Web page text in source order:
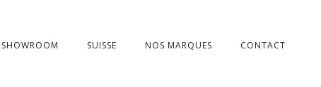
SUISSE NOS MARQUES CONTACT